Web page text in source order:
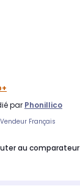
par Phonillico
Français
au comparateur